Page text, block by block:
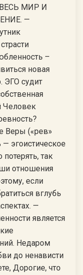
ВЕСЬ МИР И
—
–
новая
ЭГО судит
Человек
Веры («рев»
— эгоистическое
так
отношения
если
вглубь
—
является
Недаром
до ненависти
Дорогие, что